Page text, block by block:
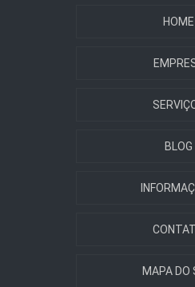
HOME
BLOG
MAPA DO